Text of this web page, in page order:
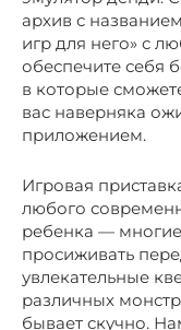
архив с
игр для него» с
обеспечите себя
в которые
вас наверняка
приложением.
Игровая
любого
ребенка —
просиживать
увлекательные
различных
бывает скучно.